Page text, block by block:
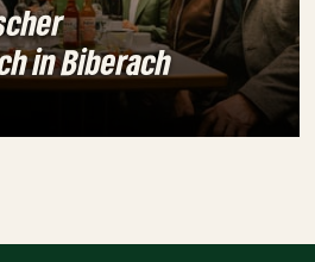
in Biberach